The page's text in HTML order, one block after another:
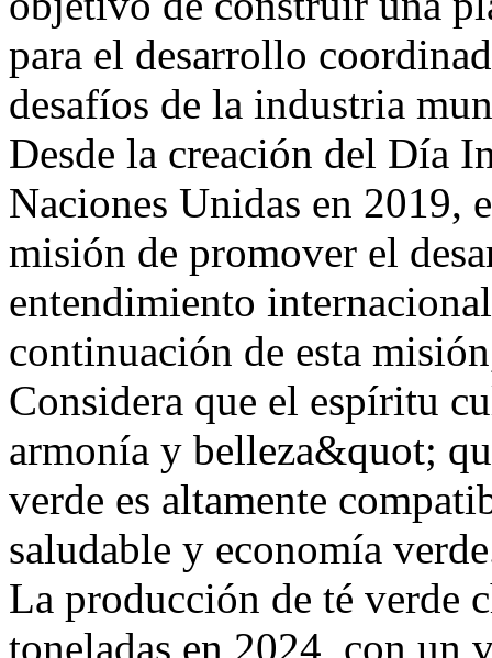
para el desarrollo
desafíos de la industria
Desde la creación del Día
Naciones Unidas en 2019,
misión de promover el
entendimiento
continuación de esta
Considera que el espíritu
armonía y belleza&quot;
verde es altamente
saludable y economía
La producción de té verde
toneladas en 2024, con un